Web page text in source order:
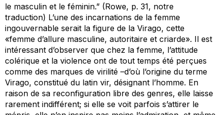
le masculin et le féminin.” (Rowe, p. 31, notre
traduction) L’une des incarnations de la femme
ingouvernable serait la figure de la Virago, cette
«femme d’allure masculine, autoritaire et criarde». Il est
intéressant d’observer que chez la femme, l’attitude
colérique et la violence ont de tout temps été perçues
comme des marques de virilité –d’où l’origine du terme
Virago, constitué du latin vir, désignant l’homme. En
raison de sa reconfiguration libre des genres, elle laisse
rarement indifférent; si elle se voit parfois s’attirer le